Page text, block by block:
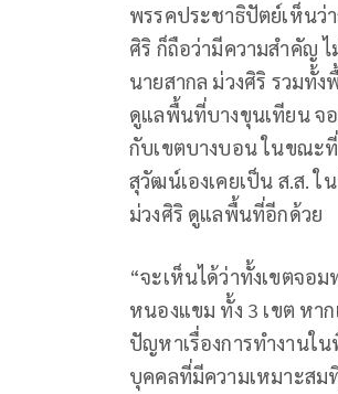
พรรคประชาธิปัตย์เห็นว่
ศิริ ก็ถือว่ามีความสำคัญ
นายสากล ม่วงศิริ รวมทั้
ดูแลพื้นที่บางขุนเทียน จ
กับเขตบางบอน ในขณะ
สุวัฒน์เองเคยเป็น ส.ส.
ม่วงศิริ ดูแลพื้นที่อีกด้วย
“จะเห็นได้ว่าทั้งเขตจอ
หนองแขม ทั้ง 3 เขต หา
ปัญหาเรื่องการทำงานใ
บุคคลที่มีความเหมาะสม